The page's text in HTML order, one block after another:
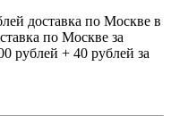
доставка по Москве в
по Москве за
+ 40 рублей за